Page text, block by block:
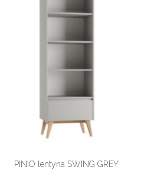
PINIO lentyna SWING GREY